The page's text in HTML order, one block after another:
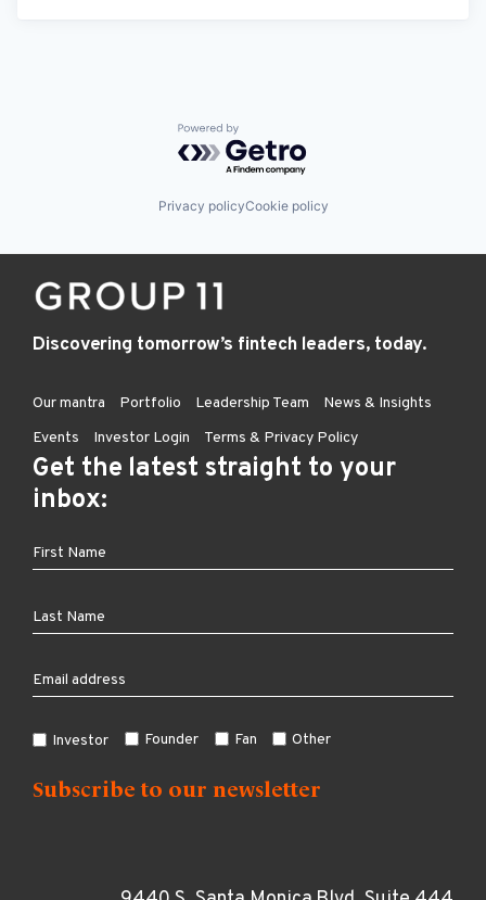
Powered by Getro.com
Privacy policyCookie policy
Discovering tomorrow’s fintech leaders, today.
Our mantra Portfolio Leadership Team
News & Insights
Events
Investor Login Terms & Privacy Policy
Get the latest straight to your
inbox:
Investor Founder Fan Other